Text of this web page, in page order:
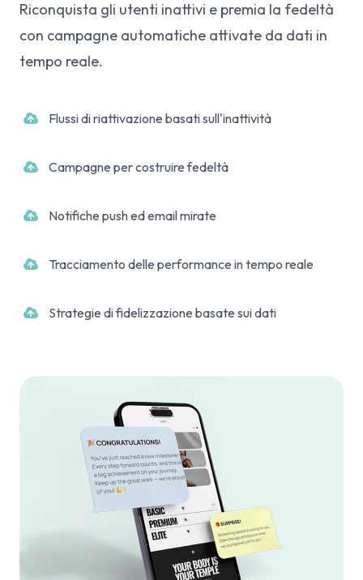
Riconquista gli utenti inattivi e premia la fedeltà
con campagne automatiche attivate da dati in
tempo reale.
Flussi di riattivazione basati sull'inattività
Campagne per costruire fedeltà
Notifiche push ed email mirate
Tracciamento delle performance in tempo reale
Strategie di fidelizzazione basate sui dati